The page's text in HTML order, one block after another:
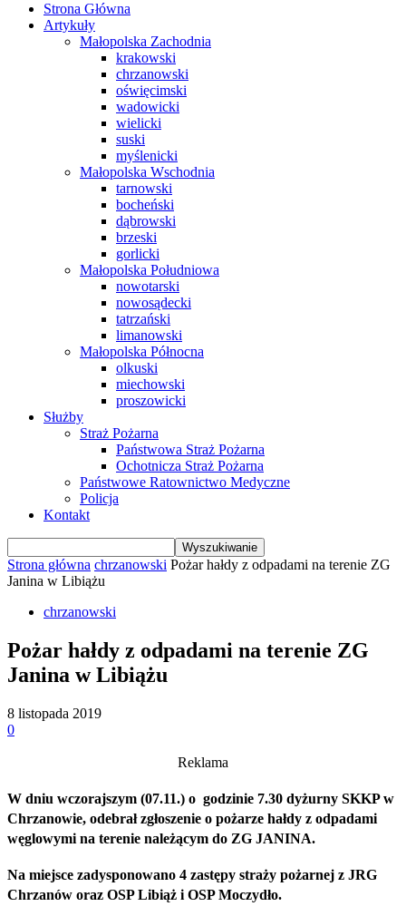
Strona Główna
Artykuły
Małopolska Zachodnia
krakowski
chrzanowski
oświęcimski
wadowicki
wielicki
suski
myślenicki
Małopolska Wschodnia
tarnowski
bocheński
dąbrowski
brzeski
gorlicki
Małopolska Południowa
nowotarski
nowosądecki
tatrzański
limanowski
Małopolska Północna
olkuski
miechowski
proszowicki
Służby
Straż Pożarna
Państwowa Straż Pożarna
Ochotnicza Straż Pożarna
Państwowe Ratownictwo Medyczne
Policja
Kontakt
Strona główna chrzanowski Pożar hałdy z odpadami na terenie ZG
Janina w Libiążu
chrzanowski
Pożar hałdy z odpadami na terenie ZG
Janina w Libiążu
8 listopada 2019
0
Reklama
W dniu wczorajszym (07.11.) o godzinie 7.30 dyżurny SKKP w
Chrzanowie, odebrał zgłoszenie o pożarze hałdy z odpadami
węglowymi na terenie należącym do ZG JANINA.
Na miejsce zadysponowano 4 zastępy straży pożarnej z JRG
Chrzanów oraz OSP Libiąż i OSP Moczydło.